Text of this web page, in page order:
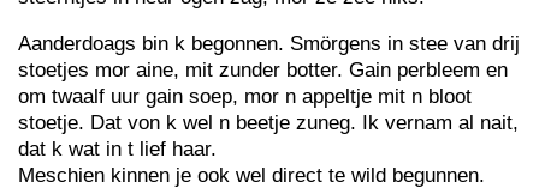
Aanderdoags bin k begonnen. Smörgens in stee van drij
stoetjes mor aine, mit zunder botter. Gain perbleem en
om twaalf uur gain soep, mor n appeltje mit n bloot
stoetje. Dat von k wel n beetje zuneg. Ik vernam al nait,
dat k wat in t lief haar.
Meschien kinnen je ook wel direct te wild begunnen.